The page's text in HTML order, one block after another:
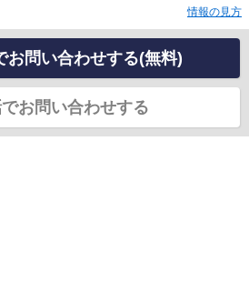
情報の見方
お問い合わせする(無料)
お問い合わせする